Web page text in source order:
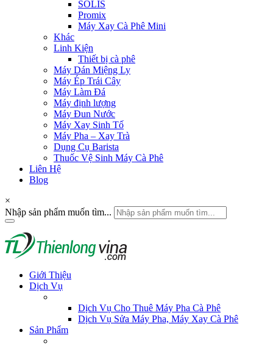
SOLIS
Promix
Máy Xay Cà Phê Mini
Khác
Linh Kiện
Thiết bị cà phê
Máy Dán Miệng Ly
Máy Ép Trái Cây
Máy Làm Đá
Máy định lượng
Máy Đun Nước
Máy Xay Sinh Tố
Máy Pha – Xay Trà
Dụng Cụ Barista
Thuốc Vệ Sinh Máy Cà Phê
Liên Hệ
Blog
×
Nhập sản phẩm muốn tìm...
Giới Thiệu
Dịch Vụ
Dịch Vụ Cho Thuê Máy Pha Cà Phê
Dịch Vụ Sửa Máy Pha, Máy Xay Cà Phê
Sản Phẩm